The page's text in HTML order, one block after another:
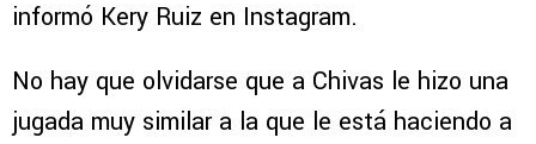
informó Kery Ruiz en Instagram.
No hay que olvidarse que a Chivas le hizo una
jugada muy similar a la que le está haciendo a